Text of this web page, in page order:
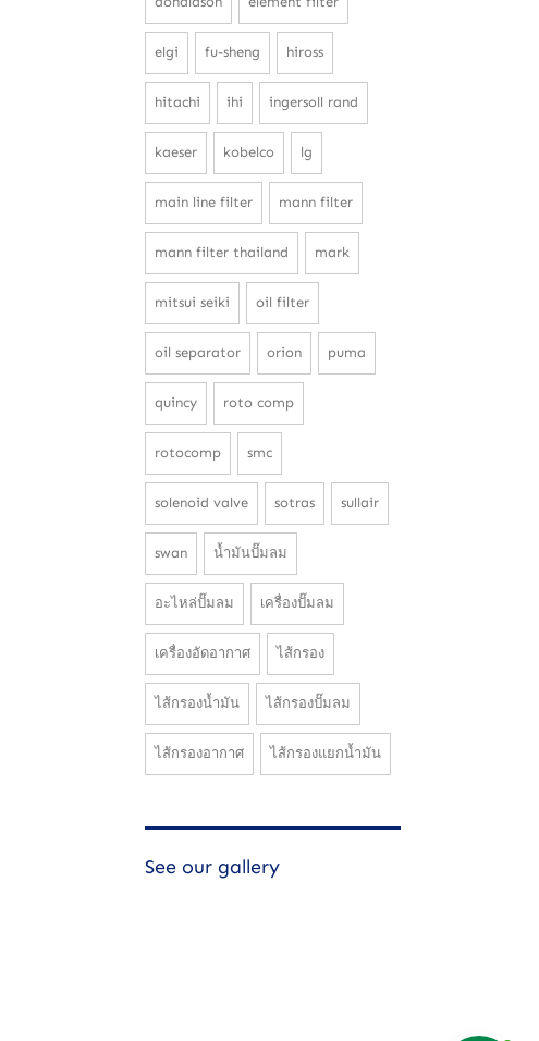
elgi fu-sheng hiross
hitachi ihi ingersoll rand
kaeser kobelco lg
main line filter mann filter
mann filter thailand mark
mitsui seiki oil filter
oil separator orion puma
quincy roto comp
rotocomp smc
solenoid valve sotras sullair
swan น้ำมันปั๊มลม
อะไหล่ปั๊มลม เครื่องปั๊มลม
เครื่องอัดอากาศ ไส้กรอง
ไส้กรองน้ำมัน ไส้กรองปั๊มลม
ไส้กรองอากาศ ไส้กรองแยกน้ำมัน
See our gallery